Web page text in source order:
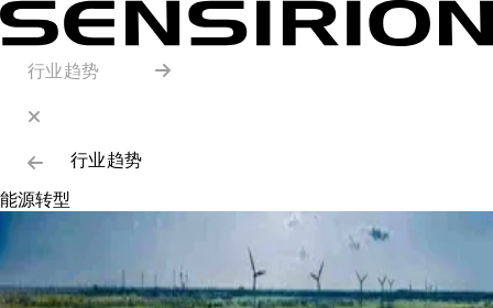
行业趋势
行业趋势
能源转型